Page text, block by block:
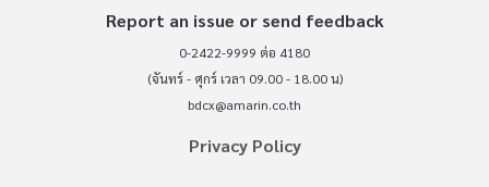
Report an issue or send feedback
0-2422-9999 ต่อ 4180
(จันทร์ - ศุกร์ เวลา 09.00 - 18.00 น)
bdcx@amarin.co.th
Privacy Policy